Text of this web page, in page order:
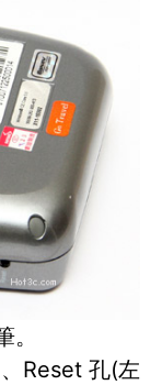
Reset 孔(左